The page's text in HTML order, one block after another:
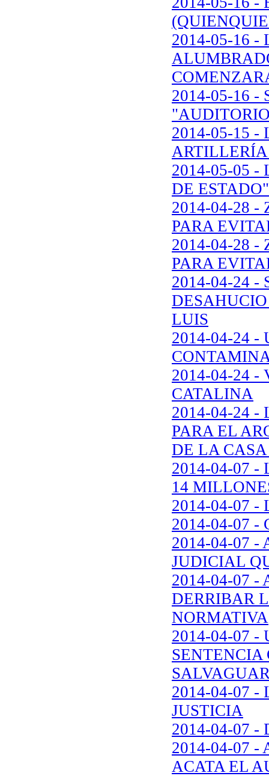
2014-05-16 -
2014-05-16 -
2014-05-15 -
ARTILLERÍA
2014-05-05 -
DE ESTADO"
2014-04-28 -
PARA
2014-04-28 -
PARA
2014-04-24 -
LUIS
2014-04-24 -
2014-04-24 -
CATALINA
2014-04-24 -
PARA EL
DE LA
2014-04-07 -
14
2014-04-07
2014-04-07 -
2014-04-07 -
JUDICIAL
2014-04-07 -
DERRIBAR
NORMATIVA
2014-04-07 -
SENTENCIA
2014-04-07 -
JUSTICIA
2014-04-07 -
2014-04-07 -
ACATA EL